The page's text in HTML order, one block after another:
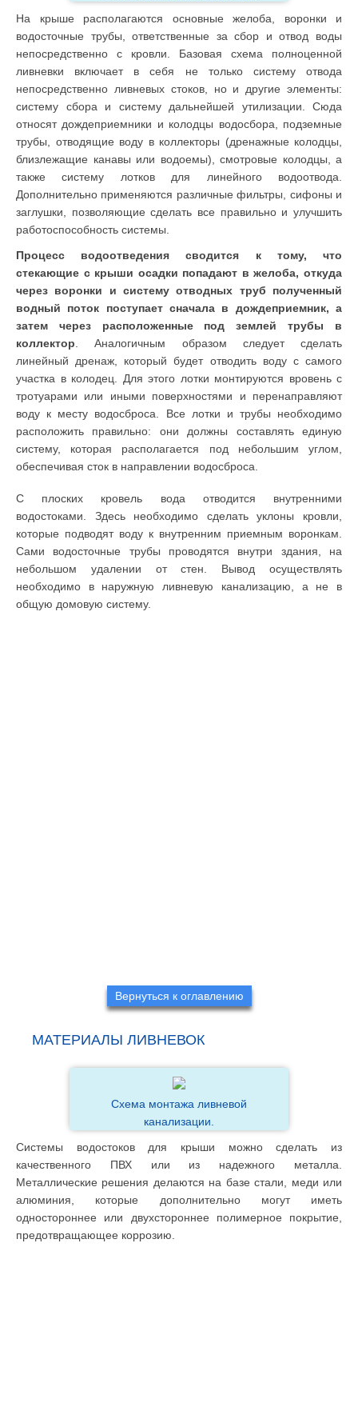
На крыше располагаются основные желоба, воронки и
водосточные трубы, ответственные за сбор и отвод воды
непосредственно с кровли. Базовая схема полноценной
ливневки включает в себя не только систему отвода
непосредственно ливневых стоков, но и другие элементы:
систему сбора и систему дальнейшей утилизации. Сюда
относят дождеприемники и колодцы водосбора, подземные
трубы, отводящие воду в коллекторы (дренажные колодцы,
близлежащие канавы или водоемы), смотровые колодцы, а
также систему лотков для линейного водоотвода.
Дополнительно применяются различные фильтры, сифоны и
заглушки, позволяющие сделать все правильно и улучшить
работоспособность системы.
Процесс водоотведения сводится к тому, что
стекающие с крыши осадки попадают в желоба, откуда
через воронки и систему отводных труб полученный
водный поток поступает сначала в дождеприемник, а
затем через расположенные под землей трубы в
коллектор . Аналогичным образом следует сделать
линейный дренаж, который будет отводить воду с самого
участка в колодец. Для этого лотки монтируются вровень с
тротуарами или иными поверхностями и перенаправляют
воду к месту водосброса. Все лотки и трубы необходимо
расположить правильно: они должны составлять единую
систему, которая располагается под небольшим углом,
обеспечивая сток в направлении водосброса.
С плоских кровель вода отводится внутренними
водостоками. Здесь необходимо сделать уклоны кровли,
которые подводят воду к внутренним приемным воронкам.
Сами водосточные трубы проводятся внутри здания, на
небольшом удалении от стен. Вывод осуществлять
необходимо в наружную ливневую канализацию, а не в
общую домовую систему.
Вернуться к оглавлению
МАТЕРИАЛЫ ЛИВНЕВОК
Схема монтажа ливневой
канализации.
Системы водостоков для крыши можно сделать из
качественного ПВХ или из надежного металла.
Металлические решения делаются на базе стали, меди или
алюминия, которые дополнительно могут иметь
одностороннее или двухстороннее полимерное покрытие,
предотвращающее коррозию.